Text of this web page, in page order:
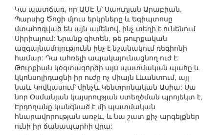
Կա պատճառ, որ ԱՄԷ-ն՝ Սաուդյան Արաբիան,
Պարսից Ծոցի մյուս երկրները և Եգիպտոսը
մտահոգված են այն ամենով, ինչ տեղի է ունենում
Սիրիայում: Նրանք գիտեն, թե թուրքական
ազգայնամոլությունն ինչ է նշանակում ռեգիոնի
համար: Դա ահռելի ապակայունացնող ուժ է:
Թուրքիան կօգտագործի այս պատմական պահը և
կկոնսոլիդացնի իր ուժը ոչ միայն Լևանտում, այլ
նաև Կովկասում՝ մինչև Կենտրոնական Ասիա: Սա
նոր Օսմանյան կայսրության ստեղծման պրոյեկտ է,
Էրդողանը կանգնած է մի պատմական
հնարավորության առջև, և նա շատ քիչ արգելքներ
ունի իր ճանապարհի վրա: